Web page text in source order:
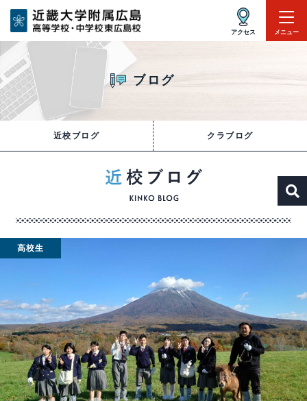
アクセス
ブログ
近校ブログ クラブログ
高校生
メニュー